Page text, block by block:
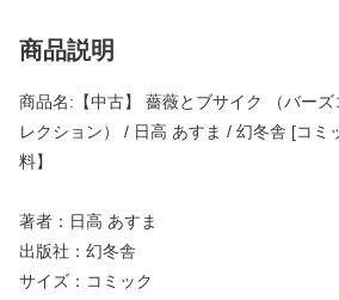
商品説明
商品名:【中古】 薔薇とブサイク （バー
レクション） / 日高 あすま / 幻冬舎 [コミ
料】
著者：日高 あすま
出版社：幻冬舎
サイズ：コミック